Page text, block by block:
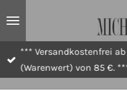
*** Versandkostenfrei
(Warenwert) von 85 €.